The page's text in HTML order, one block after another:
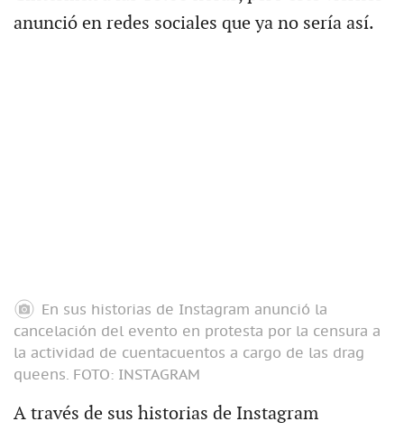
anunció en redes sociales que ya no sería así.
En sus historias de Instagram anunció la
cancelación del evento en protesta por la censura a
la actividad de cuentacuentos a cargo de las drag
queens. FOTO: INSTAGRAM
A través de sus historias de Instagram